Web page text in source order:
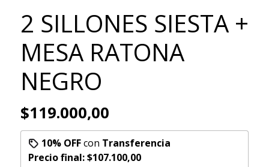
2 SILLONES SIESTA +
MESA RATONA
NEGRO
$119.000,00
10% OFFcon Transferencia
Precio final:$107.100,00